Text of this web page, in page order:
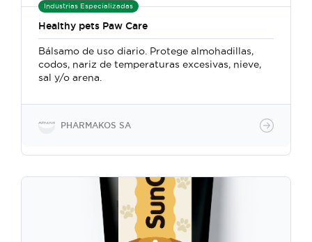
Industrias Especializadas
Healthy pets Paw Care
Bálsamo de uso diario. Protege almohadillas,
codos, nariz de temperaturas excesivas, nieve,
sal y/o arena.
PHARMAKOS SA